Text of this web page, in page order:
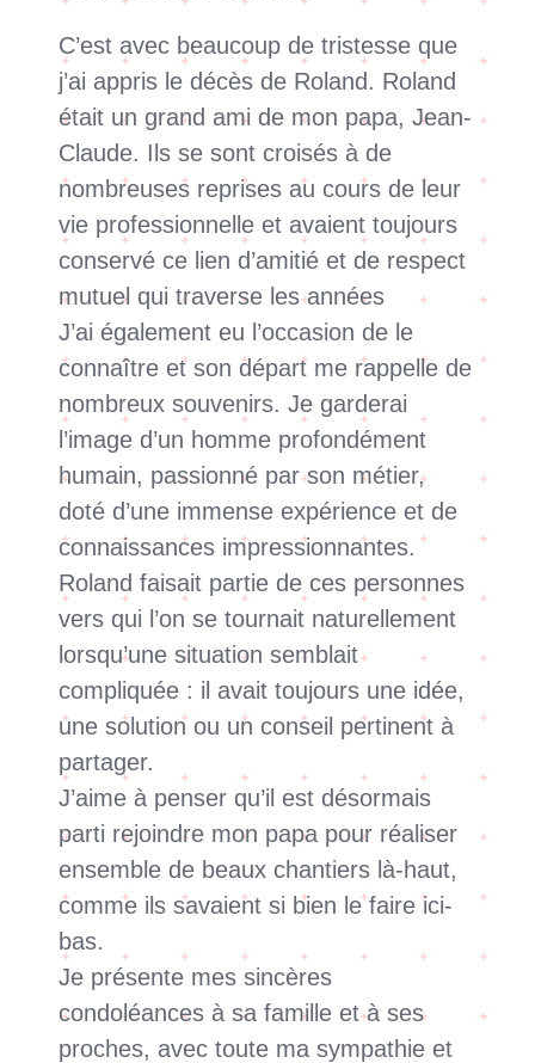
C’est avec beaucoup de tristesse que
j’ai appris le décès de Roland. Roland
était un grand ami de mon papa, Jean-
Claude. Ils se sont croisés à de
nombreuses reprises au cours de leur
vie professionnelle et avaient toujours
conservé ce lien d’amitié et de respect
mutuel qui traverse les années
J’ai également eu l’occasion de le
connaître et son départ me rappelle de
nombreux souvenirs. Je garderai
l’image d’un homme profondément
humain, passionné par son métier,
doté d’une immense expérience et de
connaissances impressionnantes.
Roland faisait partie de ces personnes
vers qui l’on se tournait naturellement
lorsqu’une situation semblait
compliquée : il avait toujours une idée,
une solution ou un conseil pertinent à
partager.
J’aime à penser qu’il est désormais
parti rejoindre mon papa pour réaliser
ensemble de beaux chantiers là-haut,
comme ils savaient si bien le faire ici-
bas.
Je présente mes sincères
condoléances à sa famille et à ses
proches, avec toute ma sympathie et